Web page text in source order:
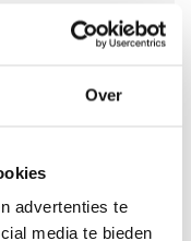
Over
advertenties te
media te bieden